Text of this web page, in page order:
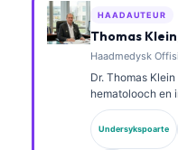
HAADAUTEUR
Thomas
Haadmedysk
Dr. Thomas
hematolooch en
ûnderfining yn
oandreaune
Officer by
Undersykspoarte